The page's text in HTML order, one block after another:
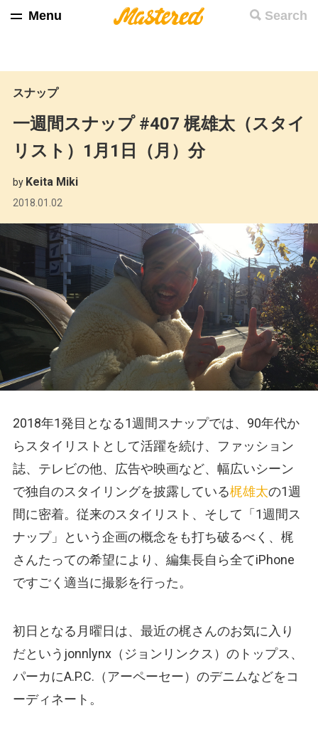
Search
Menu
スナップ
一週間スナップ #407 梶雄太（スタイ
リスト）1月1日（月）分
by Keita Miki
2018.01.02
2018年1発目となる1週間スナップでは、90年代か
らスタイリストとして活躍を続け、ファッション
誌、テレビの他、広告や映画など、幅広いシーン
で独自のスタイリングを披露している梶雄太の1週
間に密着。従来のスタイリスト、そして「1週間ス
ナップ」という企画の概念をも打ち破るべく、梶
さんたっての希望により、編集長自ら全てiPhone
ですごく適当に撮影を行った。
初日となる月曜日は、最近の梶さんのお気に入り
だというjonnlynx（ジョンリンクス）のトップス、
パーカにA.P.C.（アーペーセー）のデニムなどをコ
ーディネート。